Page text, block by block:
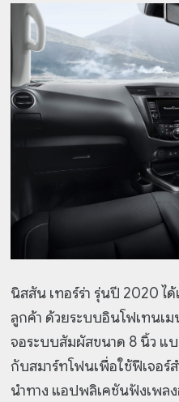
นิสสัน เทอร์ร่า รุ่นปี 2020 ไ
ลูกค้า ด้วยระบบอินโฟเทนเ
จอระบบสัมผัสขนาด 8 นิ้ว แ
กับสมาร์ทโฟนเพื่อใช้ฟีเจอ
นำทาง แอปพลิเคชันฟังเพล